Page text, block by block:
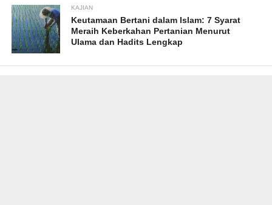
KAJIAN
Keutamaan Bertani dalam Islam: 7 Syarat
Meraih Keberkahan Pertanian Menurut
Ulama dan Hadits Lengkap